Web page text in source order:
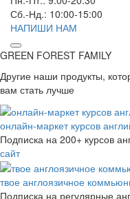
Сб.-Нд.: 10:00-15:00
НАПИШИ НАМ
GREEN FOREST FAMILY
Другие наши продукты,
вам стать лучше
онлайн-маркет курсов
Подписка на 200+ курсов
сайт
твое англоязичное
Подписка на регулярные